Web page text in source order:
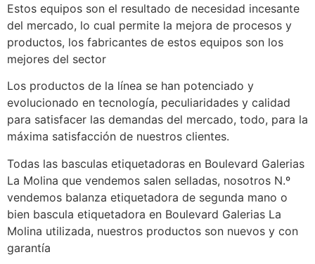
Estos equipos son el resultado de necesidad incesante
del mercado, lo cual permite la mejora de procesos y
productos, los fabricantes de estos equipos son los
mejores del sector
Los productos de la línea se han potenciado y
evolucionado en tecnología, peculiaridades y calidad
para satisfacer las demandas del mercado, todo, para la
máxima satisfacción de nuestros clientes.
Todas las basculas etiquetadoras en Boulevard Galerias
La Molina que vendemos salen selladas, nosotros N.º
vendemos balanza etiquetadora de segunda mano o
bien bascula etiquetadora en Boulevard Galerias La
Molina utilizada, nuestros productos son nuevos y con
garantía